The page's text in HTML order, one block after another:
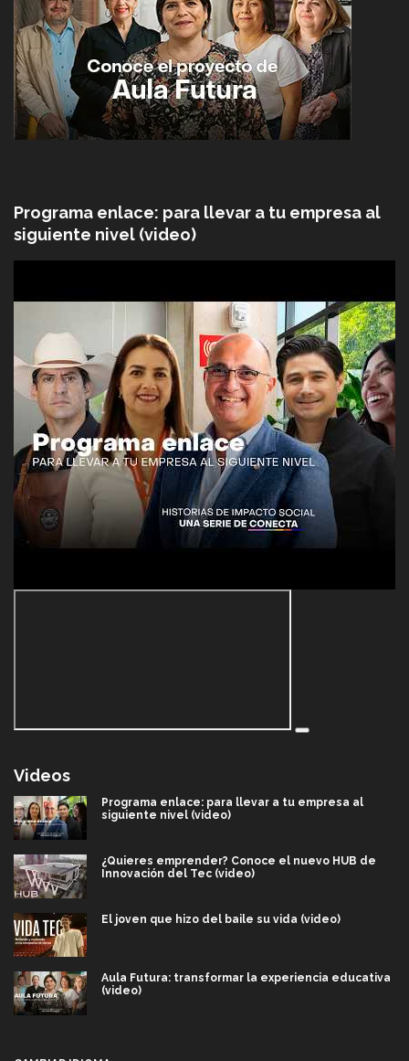
Programa enlace: para llevar a tu empresa al
siguiente nivel (video)
Videos
Programa enlace: para llevar a tu empresa al
siguiente nivel (video)
¿Quieres emprender? Conoce el nuevo HUB de
Innovación del Tec (video)
El joven que hizo del baile su vida (video)
Aula Futura: transformar la experiencia educativa
(video)